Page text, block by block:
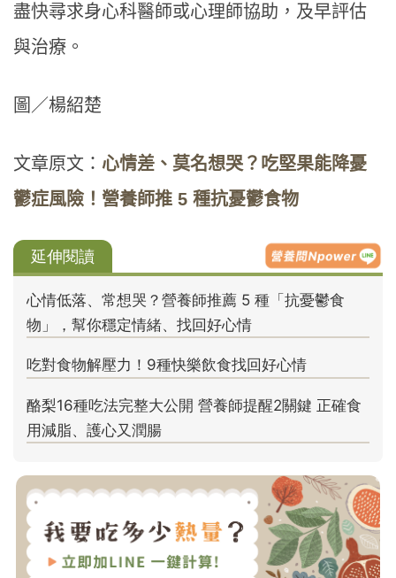
盡快尋求身心科醫師或心理師協助，及早評估
與治療。
圖／楊紹楚
文章原文： 心情差、莫名想哭？吃堅果能降憂
鬱症風險！營養師推 5 種抗憂鬱食物